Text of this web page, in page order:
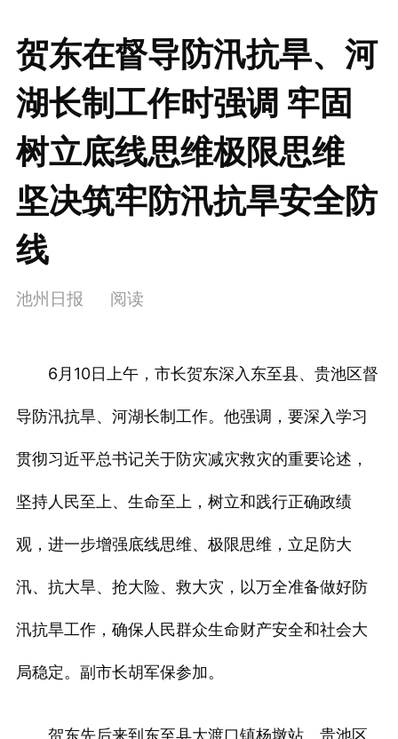
贺东在督导防汛抗旱、河
湖长制工作时强调 牢固
树立底线思维极限思维
坚决筑牢防汛抗旱安全防
线
池州日报 阅读
6月10日上午，市长贺东深入东至县、贵池区督
导防汛抗旱、河湖长制工作。他强调，要深入学习
贯彻习近平总书记关于防灾减灾救灾的重要论述，
坚持人民至上、生命至上，树立和践行正确政绩
观，进一步增强底线思维、极限思维，立足防大
汛、抗大旱、抢大险、救大灾，以万全准备做好防
汛抗旱工作，确保人民群众生命财产安全和社会大
局稳定。副市长胡军保参加。
贺东先后来到东至县大渡口镇杨墩站、贵池区